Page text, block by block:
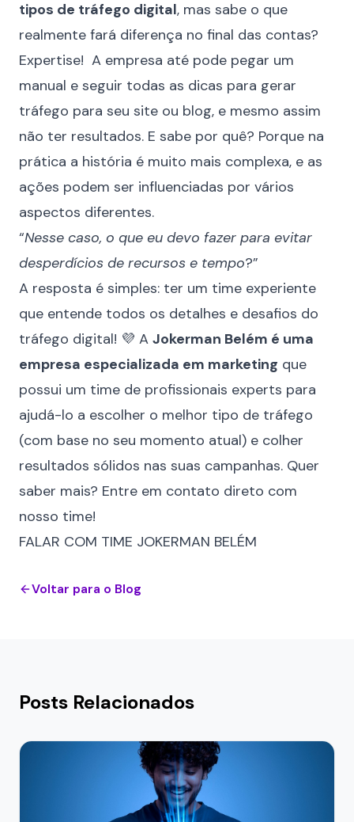
tipos de tráfego digital, mas sabe o que
realmente fará diferença no final das contas?
Expertise! A empresa até pode pegar um
manual e seguir todas as dicas para gerar
tráfego para seu site ou blog, e mesmo assim
não ter resultados. E sabe por quê? Porque na
prática a história é muito mais complexa, e as
ações podem ser influenciadas por vários
aspectos diferentes.
“Nesse caso, o que eu devo fazer para evitar
desperdícios de recursos e tempo?”
A resposta é simples: ter um time experiente
que entende todos os detalhes e desafios do
tráfego digital! 💜 A Jokerman Belém é uma
empresa especializada em marketing que
possui um time de profissionais experts para
ajudá-lo a escolher o melhor tipo de tráfego
(com base no seu momento atual) e colher
resultados sólidos nas suas campanhas. Quer
saber mais? Entre em contato direto com
nosso time!
FALAR COM TIME JOKERMAN BELÉM
Voltar para o Blog
Posts Relacionados